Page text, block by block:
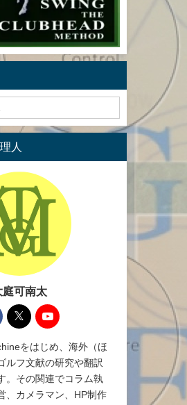
人
庭可南太
をはじめ、海外（ほ
ルフ文献の研究や翻訳
。その関連でコラム執
、カメラマン、HP制作